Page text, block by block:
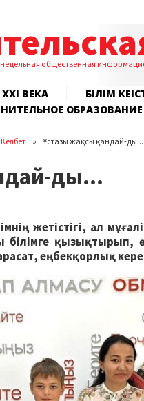
общественная
ВЕКА БІЛІМ
ОБРАЗОВАНИЕ
Ұстазы жақсы қандай-ды...
ды...
жетістігі, ал
қызықтырып,
еңбекқорлық